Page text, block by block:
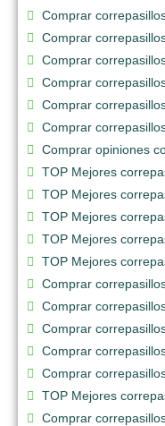
Comprar
Comprar
Comprar
Comprar
Comprar
Comprar
Comprar opiniones
TOP Mejores
TOP Mejores
TOP Mejores
TOP Mejores
TOP Mejores
Comprar
Comprar
Comprar
Comprar
Comprar
TOP Mejores
Comprar